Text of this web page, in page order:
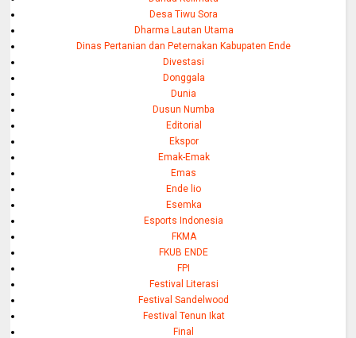
Desa Tiwu Sora
Dharma Lautan Utama
Dinas Pertanian dan Peternakan Kabupaten Ende
Divestasi
Donggala
Dunia
Dusun Numba
Editorial
Ekspor
Emak-Emak
Emas
Ende lio
Esemka
Esports Indonesia
FKMA
FKUB ENDE
FPI
Festival Literasi
Festival Sandelwood
Festival Tenun Ikat
Final